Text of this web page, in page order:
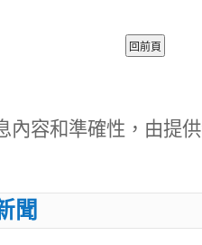
內容和準確性，由提
聞